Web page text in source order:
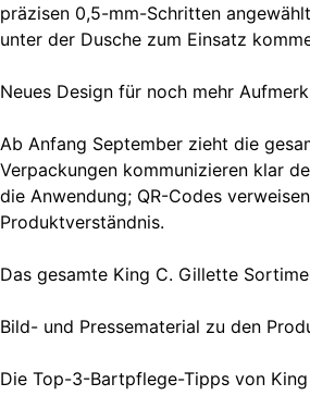
präzisen 0,5-mm-Schritten
unter der Dusche zum Einsatz
Neues Design für noch mehr
Ab Anfang September zieht die
Verpackungen kommunizieren klar
die Anwendung; QR-Codes
Produktverständnis.
Das gesamte King C. Gillette
Bild- und Pressematerial zu den
Die Top-3-Bartpflege-Tipps von